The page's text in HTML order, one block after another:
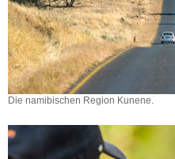
Die namibischen Region Kunene.